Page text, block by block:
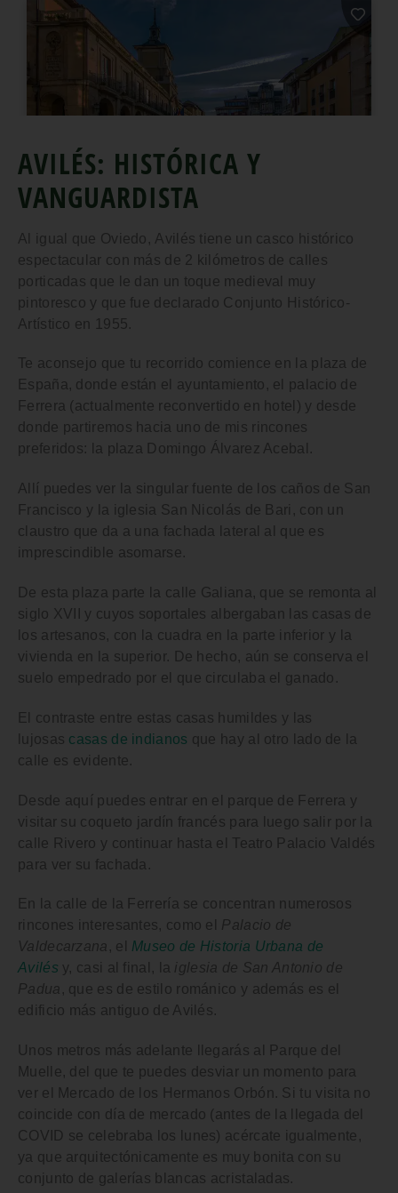
AVILÉS: HISTÓRICA Y
VANGUARDISTA
Al igual que Oviedo, Avilés tiene un casco histórico
espectacular con más de 2 kilómetros de calles
porticadas que le dan un toque medieval muy
pintoresco y que fue declarado Conjunto Histórico-
Artístico en 1955.
Te aconsejo que tu recorrido comience en la plaza de
España, donde están el ayuntamiento , el palacio de
Ferrera (actualmente reconvertido en hotel) y desde
donde partiremos hacia uno de mis rincones
preferidos: la plaza Domingo Álvarez Acebal .
Allí puedes ver la singular fuente de los caños de San
Francisco y la iglesia San Nicolás de Bari , con un
claustro que da a una fachada lateral al que es
imprescindible asomarse.
De esta plaza parte la calle Galiana , que se remonta al
siglo XVII y cuyos soportales albergaban las casas de
los artesanos, con la cuadra en la parte inferior y la
vivienda en la superior. De hecho, aún se conserva el
suelo empedrado por el que circulaba el ganado.
El contraste entre estas casas humildes y las
lujosas casas de indianos que hay al otro lado de la
calle es evidente.
Desde aquí puedes entrar en el parque de Ferrera y
visitar su coqueto jardín francés para luego salir por la
calle Rivero y continuar hasta el Teatro Palacio Valdés
para ver su fachada.
En la calle de la Ferrería se concentran numerosos
rincones interesantes, como el Palacio de
Valdecarzana , el Museo de Historia Urbana de
Avilés y, casi al final, la iglesia de San Antonio de
Padua , que es de estilo románico y además es el
edificio más antiguo de Avilés.
Unos metros más adelante llegarás al
Parque del
Muelle, del que te puedes desviar un momento para
ver el
Mercado de los Hermanos Orbón . Si tu visita no
coincide con día de mercado (antes de la llegada del
COVID se celebraba los lunes) acércate igualmente,
ya que arquitectónicamente es muy bonita con su
conjunto de galerías blancas acristaladas.